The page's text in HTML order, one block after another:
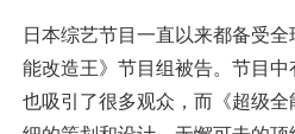
日本综艺节目一直以来都备受
能改造王》节目组被告。节目
也吸引了很多观众，而《超级